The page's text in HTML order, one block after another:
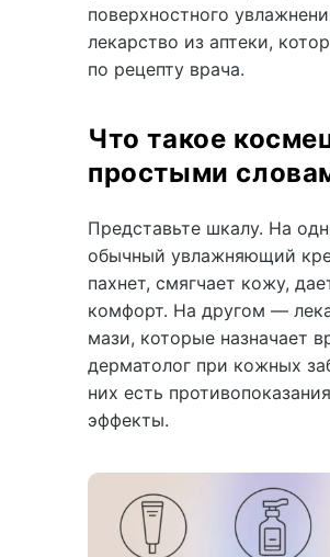
поверхностного
лекарство из аптеки,
по рецепту врача.
Что такое
простыми
Представьте шкалу. На
обычный увлажняющий
пахнет, смягчает кожу,
комфорт. На другом —
мази, которые назначает
дерматолог при кожных
них есть
эффекты.